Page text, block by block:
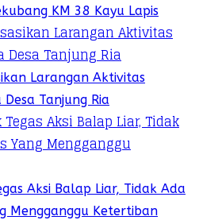
KM 38 Kayu Lapis
Larangan Aktivitas
Tanjung Ria
Aksi Balap Liar, Tidak Ada
Mengganggu Ketertiban